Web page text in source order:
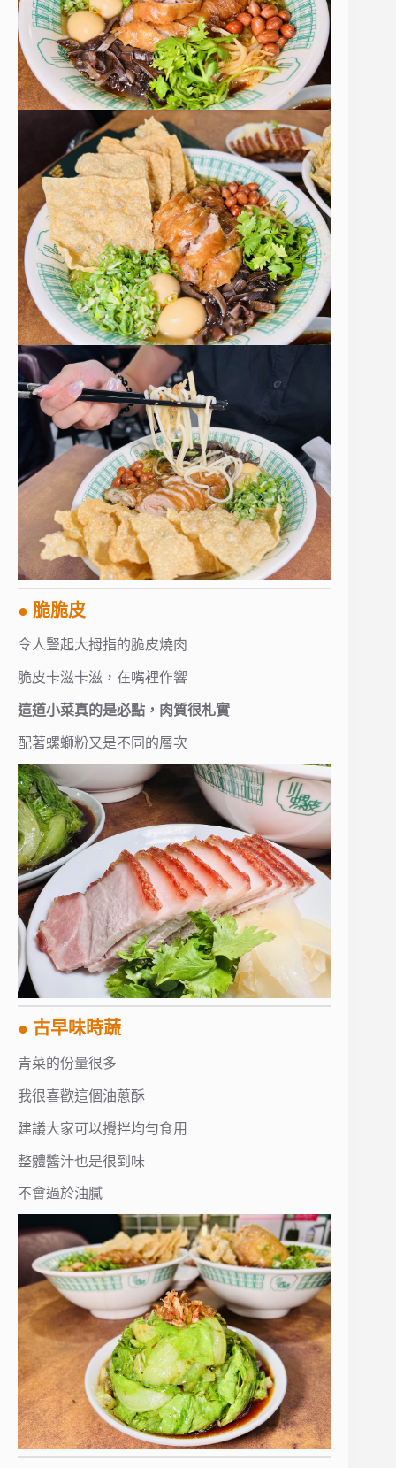
● 脆脆皮
令人豎起大拇指的脆皮燒肉
脆皮卡滋卡滋，在嘴裡作響
這道小菜真的是必點，肉質很札實
配著螺螄粉又是不同的層次
● 古早味時蔬
青菜的份量很多
我很喜歡這個油蔥酥
建議大家可以攪拌均勻食用
整體醬汁也是很到味
不會過於油膩